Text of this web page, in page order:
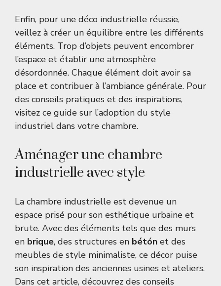
Enfin, pour une déco industrielle réussie,
veillez à créer un équilibre entre les différents
éléments. Trop d’objets peuvent encombrer
l’espace et établir une atmosphère
désordonnée. Chaque élément doit avoir sa
place et contribuer à l’ambiance générale. Pour
des conseils pratiques et des inspirations,
visitez ce guide sur l’adoption du style
industriel dans votre chambre.
Aménager une chambre
industrielle avec style
La chambre industrielle est devenue un
espace prisé pour son esthétique urbaine et
brute. Avec des éléments tels que des murs
en brique, des structures en bétón et des
meubles de style minimaliste, ce décor puise
son inspiration des anciennes usines et ateliers.
Dans cet article, découvrez des conseils